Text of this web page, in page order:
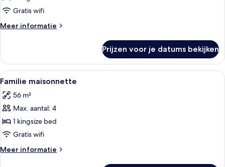
Gratis wifi
Meer informatie
Meer
Prijzen voor je datums bekijken
Alle
foto's
voor
Familie
maisonnette
laden
Een hotelkamer met twee bedden,
5
Familie maisonnette
56 m²
Max. aantal: 4
1 kingsize bed
Gratis wifi
Meer informatie
Meer